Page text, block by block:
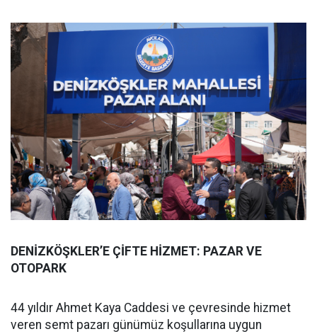
DENİZKÖŞKLER’E ÇİFTE HİZMET: PAZAR VE
OTOPARK
44 yıldır Ahmet Kaya Caddesi ve çevresinde hizmet
veren semt pazarı günümüz koşullarına uygun